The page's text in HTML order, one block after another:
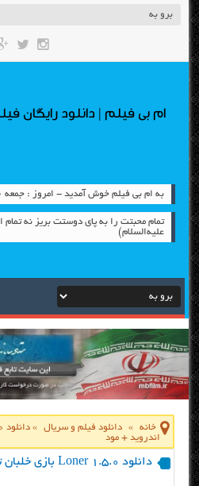
ام بی فیلم | دانلود رایگان
به ام بی فیلم خوش آمدید - امروز : جمعه ۱۶ مرداد ۱۴۰۵
تمام محبتت را به پای دوستت بریز نه
علیه‌السلام)
خانه » دانلود فیلم و سریال »
اندروید + مود
دانلود Loner 1.5.0 بازی خلبان تنها اندروید + مود